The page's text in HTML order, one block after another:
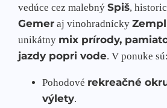
vedúce cez malebný Spiš,
Gemer aj vinohradnícky
unikátny mix prírody,
jazdy popri vode. V ponuke sú:
Pohodové rekreačné
výlety.